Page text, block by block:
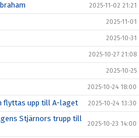
2025-11-02 21:21
2025-11-01
2025-10-31
2025-10-27 21:08
2025-10-25
2025-10-24 18:00
flyttas upp till A-laget 2025-10-24 13:30
Stjärnors trupp till
2025-10-23 14:00